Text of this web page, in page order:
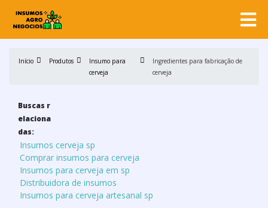
Início Produtos
Insumo para
cerveja
Ingredientes para fabricação de
cerveja
Buscas r
elaciona
das:
Insumos cerveja sp
Comprar insumos para cerveja
Insumos para cerveja em sp
Distribuidora de insumos
Insumos para cerveja artesanal sp